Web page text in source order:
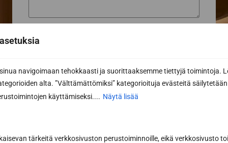
navigoimaan tehokkaasti ja suorittaaksemme tiettyjä toimintoja.
alta. ”Välttämättömiksi” kategorioituja evästeitä säilytetään
käyttämiseksi.... Näytä lisää
tärkeitä verkkosivuston perustoiminnoille, eikä verkkosivusto
Pyydä tarjous